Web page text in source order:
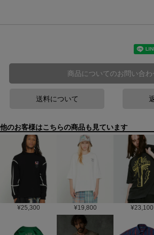
商品についてのお問い合わ
送料について
他のお客様はこちらの商品も見ています
¥25,300 ¥19,800 ¥23,100